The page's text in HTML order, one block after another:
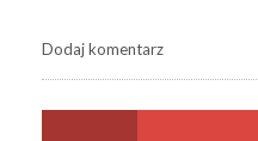
Dodaj komentarz